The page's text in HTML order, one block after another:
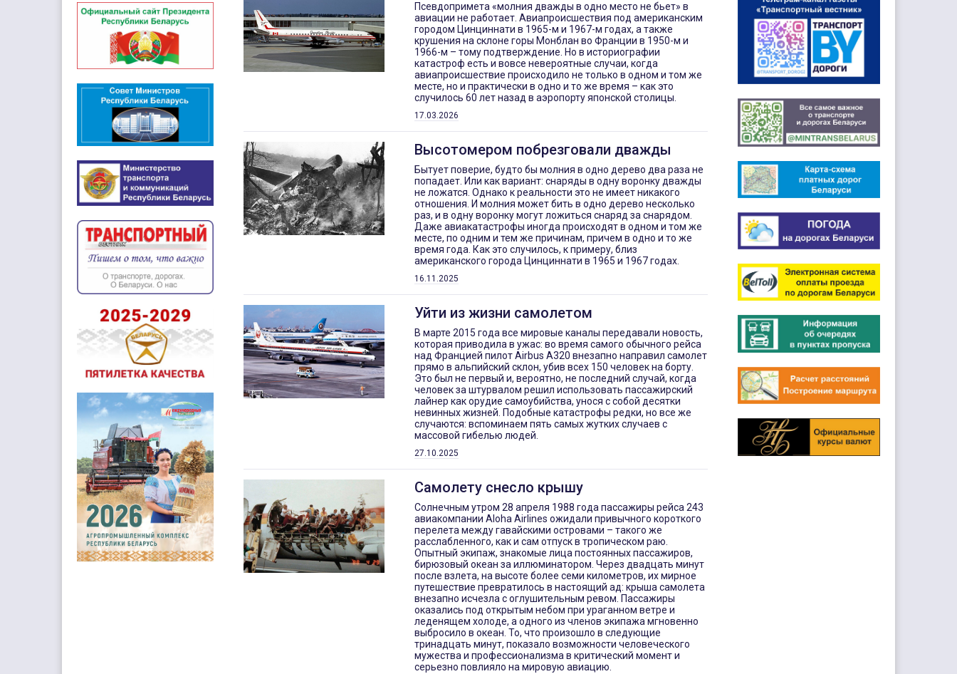
Псевдопримета «молния дважды в одно место не бьет» в
авиации не работает. Авиапроисшествия под американским
городом Цинциннати в 1965-м и 1967-м годах, а также
крушения на склоне горы Монблан во Франции в 1950-м и
1966-м – тому подтверждение. Но в историографии
катастроф есть и вовсе невероятные случаи, когда
авиапроисшествие происходило не только в одном и том же
месте, но и практически в одно и то же время – как это
случилось 60 лет назад в аэропорту японской столицы.
17.03.2026
Высотомером побрезговали дважды
Бытует поверие, будто бы молния в одно дерево два раза не
попадает. Или как вариант: снаряды в одну воронку дважды
не ложатся. Однако к реальности это не имеет никакого
отношения. И молния может бить в одно дерево несколько
раз, и в одну воронку могут ложиться снаряд за снарядом.
Даже авиакатастрофы иногда происходят в одном и том же
месте, по одним и тем же причинам, причем в одно и то же
время года. Как это случилось, к примеру, близ
американского города Цинциннати в 1965 и 1967 годах.
16.11.2025
Уйти из жизни самолетом
В марте 2015 года все мировые каналы передавали новость,
которая приводила в ужас: во время самого обычного рейса
над Францией пилот Airbus A320 внезапно направил самолет
прямо в альпийский склон, убив всех 150 человек на борту.
Это был не первый и, вероятно, не последний случай, когда
человек за штурвалом решил использовать пассажирский
лайнер как орудие самоубийства, унося с собой десятки
невинных жизней. Подобные катастрофы редки, но все же
случаются: вспоминаем пять самых жутких случаев с
массовой гибелью людей.
27.10.2025
Самолету снесло крышу
Солнечным утром 28 апреля 1988 года пассажиры рейса 243
авиакомпании Aloha Airlines ожидали привычного короткого
перелета между гавайскими островами – такого же
расслабленного, как и сам отпуск в тропическом раю.
Опытный экипаж, знакомые лица постоянных пассажиров,
бирюзовый океан за иллюминатором. Через двадцать минут
после взлета, на высоте более семи километров, их мирное
путешествие превратилось в настоящий ад: крыша самолета
внезапно исчезла с оглушительным ревом. Пассажиры
оказались под открытым небом при ураганном ветре и
леденящем холоде, а одного из членов экипажа мгновенно
выбросило в океан. То, что произошло в следующие
тринадцать минут, показало возможности человеческого
мужества и профессионализма в критический момент и
серьезно повлияло на мировую авиацию.